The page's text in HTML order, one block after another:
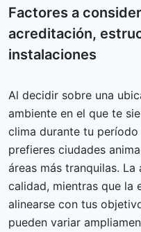
Factores a
acreditación,
instalaciones
Al decidir sobre una
ambiente en el que te
clima durante tu
prefieres ciudades
áreas más tranquilas.
calidad, mientras que la
alinearse con tus
pueden variar